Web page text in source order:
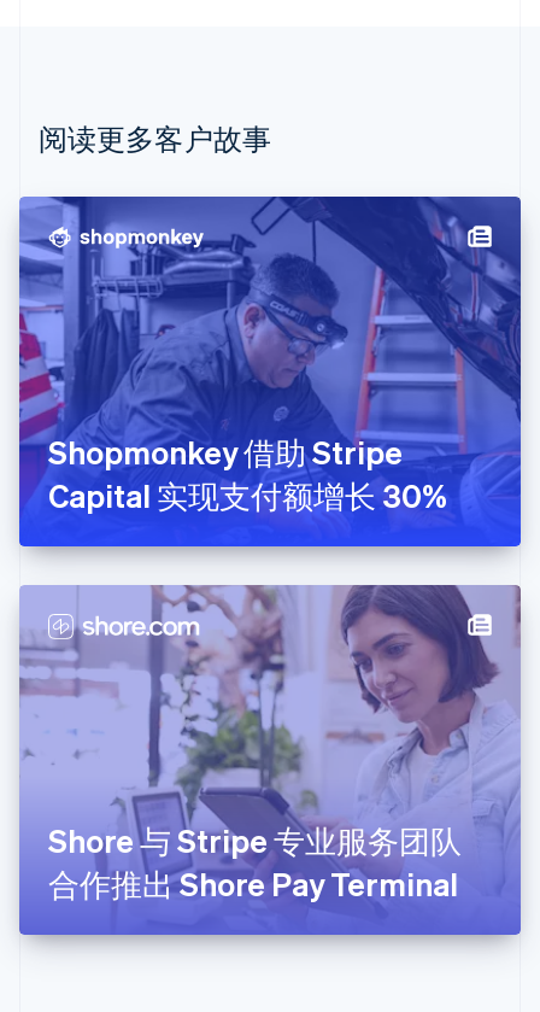
阅读更多客户故事
Shopmonkey 借助 Stripe
Capital 实现支付额增长 30%
Shore 与 Stripe 专业服务团队
合作推出 Shore Pay Terminal
Nederlands Français Deutsch
波兰
丹麦
English
德国
English
法国
Français English
芬兰
EnglishSvenska
荷兰
NederlandsEnglish
加拿大
EnglishFrançais
捷克
克罗地亚
English
立陶宛
English
列支敦士登
Deutsch English
卢森堡
Français DeutschEnglish
罗马尼亚
English
马尔他
English
马来西亚
English
美国